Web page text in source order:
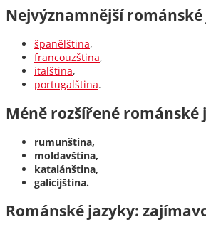
Nejvýznamnější
španělština,
francouzština,
italština,
portugalština.
Méně rozšířené románské
rumunština,
moldavština,
katalánština,
galicijština.
Románské jazyky: